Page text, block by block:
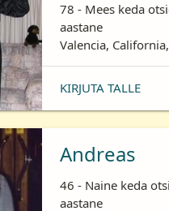
78 - Mees keda
aastane
Valencia,
KIRJUTA TALLE
Andreas
46 - Naine keda
aastane